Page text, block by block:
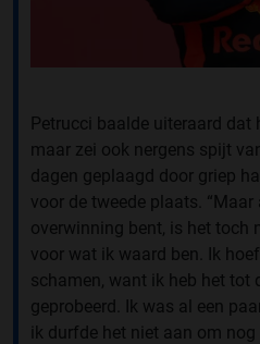
Petrucci baalde uiteraard dat
maar zei ook nergens spijt
dagen geplaagd door griep
voor de tweede plaats.
overwinning bent, is het toch
voor wat ik waard ben. Ik
schamen, want ik heb het tot
geprobeerd. Ik was al een
ik durfde het niet aan om